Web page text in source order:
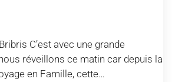
C’est avec une grande
réveillons ce matin car depuis la
en Famille, cette…